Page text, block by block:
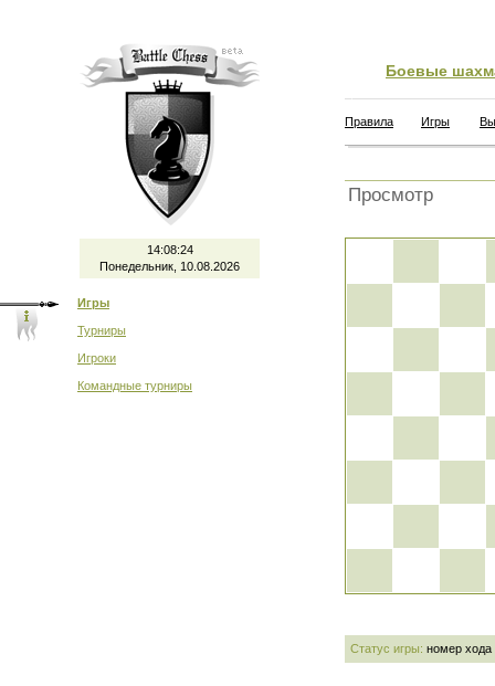
14:08:24
Понедельник, 10.08.2026
Игры
Турниры
Игроки
Командные турниры
Боевые
Правила Игры
Просмотр
Статус игры: номер хода